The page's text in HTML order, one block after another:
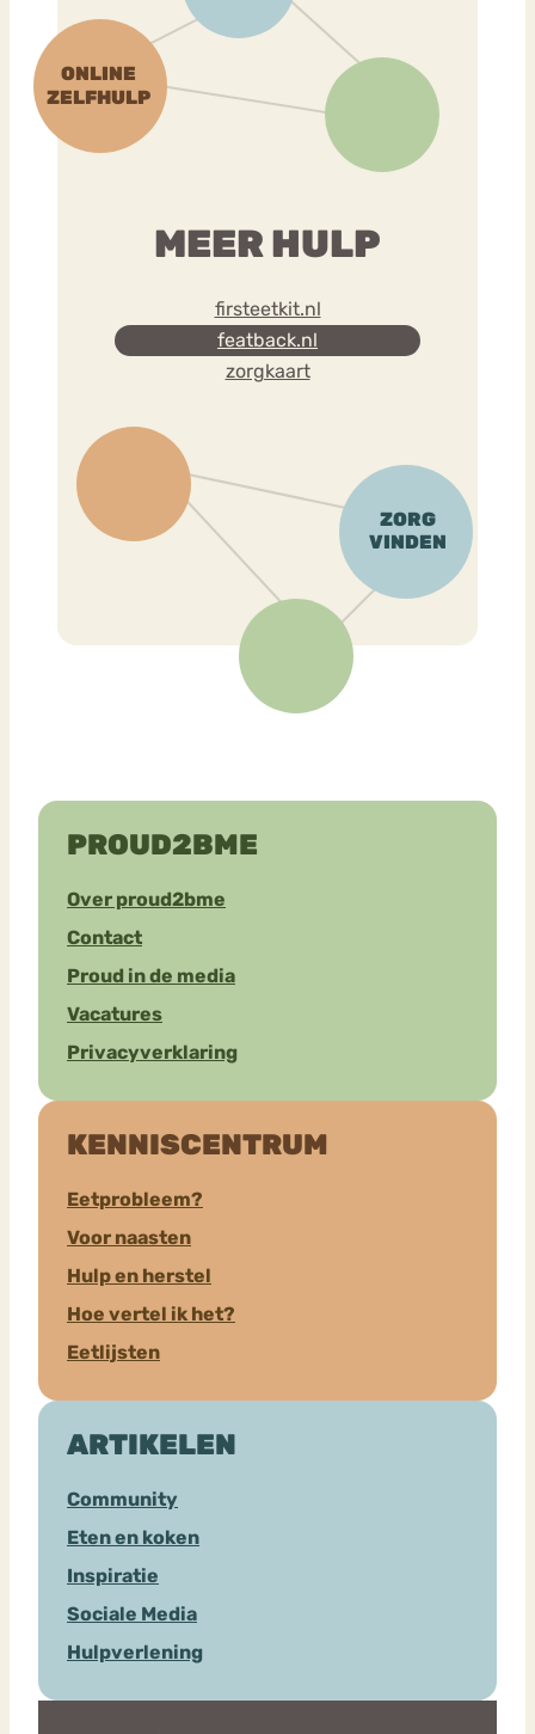
MEER HULP
firsteetkit.nl
featback.nl
zorgkaart
PROUD2BME
Over proud2bme
Contact
Proud in de media
Vacatures
Privacyverklaring
KENNISCENTRUM
Eetprobleem?
Voor naasten
Hulp en herstel
Hoe vertel ik het?
Eetlijsten
ARTIKELEN
Community
Eten en koken
Inspiratie
Sociale Media
Hulpverlening